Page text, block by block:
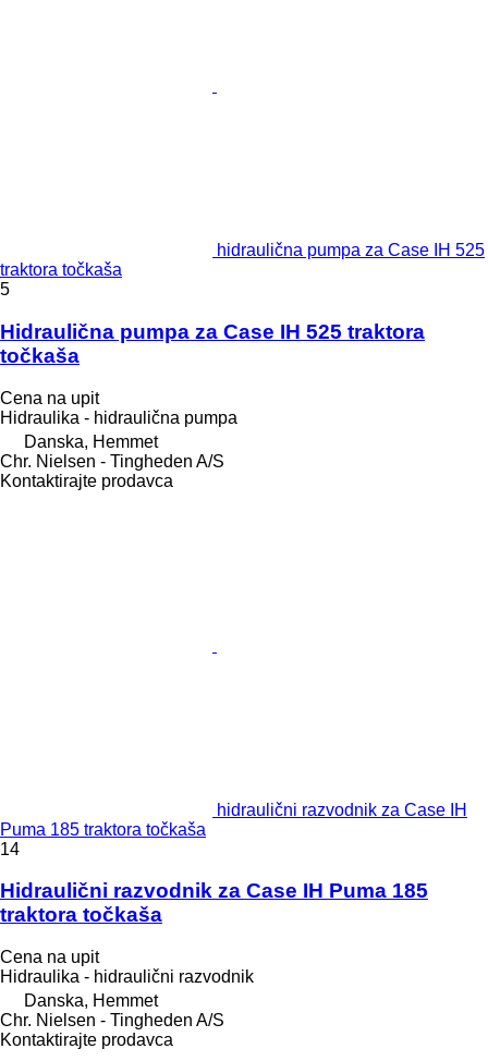
hidraulična pumpa za Case IH 525
traktora točkaša
5
Hidraulična pumpa za Case IH 525 traktora
točkaša
Cena na upit
Hidraulika - hidraulična pumpa
Danska, Hemmet
Chr. Nielsen - Tingheden A/S
Kontaktirajte prodavca
hidraulični razvodnik za Case IH
Puma 185 traktora točkaša
14
Hidraulični razvodnik za Case IH Puma 185
traktora točkaša
Cena na upit
Hidraulika - hidraulični razvodnik
Danska, Hemmet
Chr. Nielsen - Tingheden A/S
Kontaktirajte prodavca